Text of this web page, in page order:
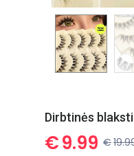
Dirbtinės
€9.99 €